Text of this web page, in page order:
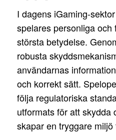
I dagens iGaming-
spelares personliga och
största betydelse.
robusta
användarnas
och korrekt sätt.
följa regulatoriska
utformats för att skydda
skapar en tryggare